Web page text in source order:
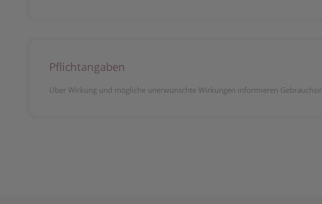
Pflichtangaben
Über Wirkung und mögliche unerwünschte Wirkungen informieren